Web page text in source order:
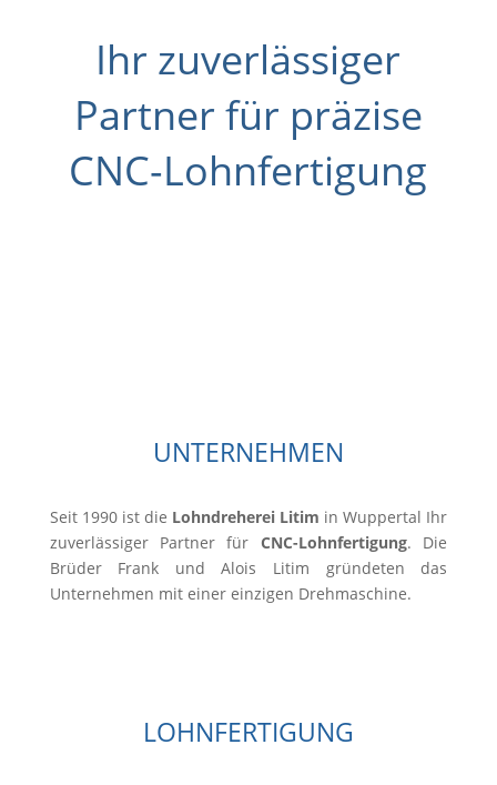
Ihr zuverlässiger
Partner für präzise
CNC-Lohnfertigung
UNTERNEHMEN
Seit 1990 ist die Lohndreherei Litim in Wuppertal Ihr
zuverlässiger Partner für CNC-Lohnfertigung. Die
Brüder Frank und Alois Litim gründeten das
Unternehmen mit einer einzigen Drehmaschine.
LOHNFERTIGUNG